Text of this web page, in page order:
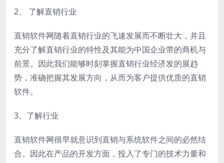
2、 了解直销行业
直销软件网随着直销行业的飞速发展而不断壮大，并且
充分了解直销行业的特性及其能为中国企业带的商机与
前景。因此我们能够时刻掌握直销行业经济发的展趋
势，准确把握其发展方向，从而为客户提供优质的直销
软件。
3、了解行业
直销软件网很早就意识到直销与系统软件之间的必然结
合。因此在产品的开发方面，投入了专门的技术力量和